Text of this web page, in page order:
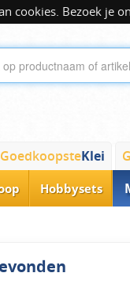
cookies. Bezoek je
GoedkoopsteKlei
Hobbysets